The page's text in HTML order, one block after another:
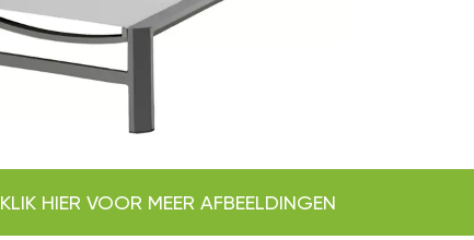
KLIK HIER VOOR MEER AFBEELDINGEN